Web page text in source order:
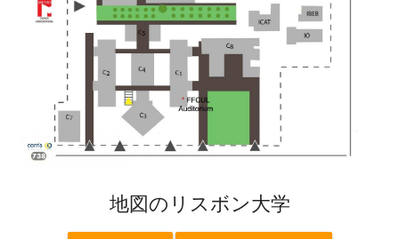
地図のリスボン大学